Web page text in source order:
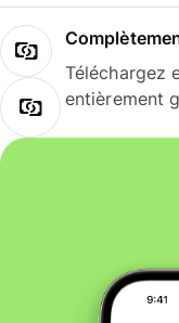
Téléchargez
entièrement